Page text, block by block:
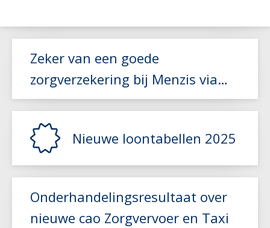
Zeker van een goede
zorgverzekering bij Menzis via
Sociaal Fonds Mobiliteit
Lees meer
Nieuwe loontabellen 2025
Onderhandelingsresultaat over
nieuwe cao Zorgvervoer en Taxi